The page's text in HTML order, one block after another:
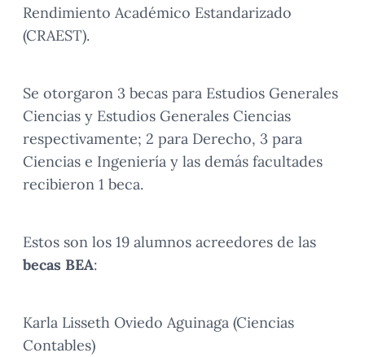
Rendimiento Académico Estandarizado
(CRAEST).
Se otorgaron 3 becas para Estudios Generales
Ciencias y Estudios Generales Ciencias
respectivamente; 2 para Derecho, 3 para
Ciencias e Ingeniería y las demás facultades
recibieron 1 beca.
Estos son los 19 alumnos acreedores de las
becas BEA:
Karla Lisseth Oviedo Aguinaga (Ciencias
Contables)